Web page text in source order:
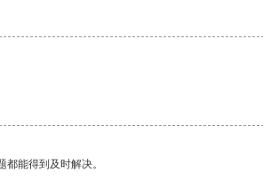
能得到及时解决。